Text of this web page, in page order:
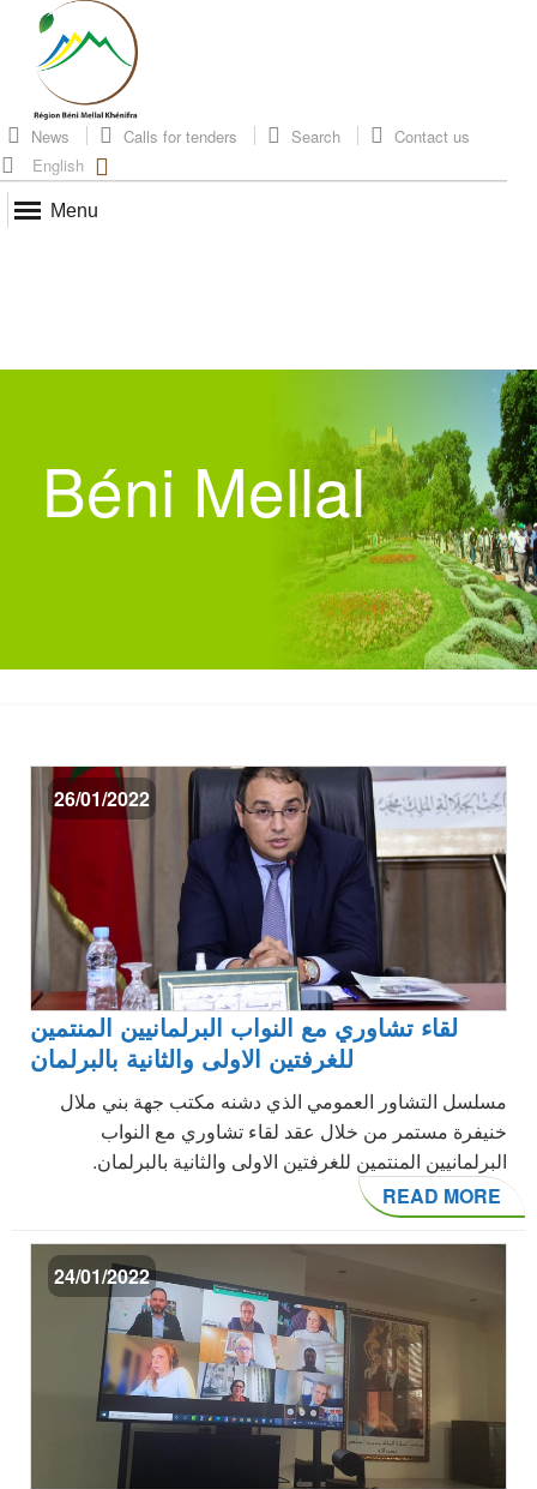
News Calls for tenders Search
Contact us
English
Menu
Béni Mellal
26/01/2022
لقاء تشاوري مع النواب البرلمانيين المنتمين
للغرفتين الاولى والثانية بالبرلمان
مسلسل التشاور العمومي الذي دشنه مكتب جهة بني ملال
خنيفرة مستمر من خلال عقد لقاء تشاوري مع النواب
البرلمانيين المنتمين للغرفتين الاولى والثانية بالبرلمان.
READ MORE
24/01/2022